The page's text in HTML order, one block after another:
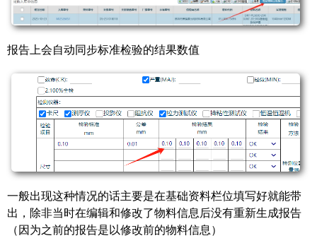
报告上会自动同步标准检验的结果数值
一般出现这种情况的话主要是在基础资料栏位填写好就能带
出，除非当时在编辑和修改了物料信息后没有重新生成报告
（因为之前的报告是以修改前的物料信息）